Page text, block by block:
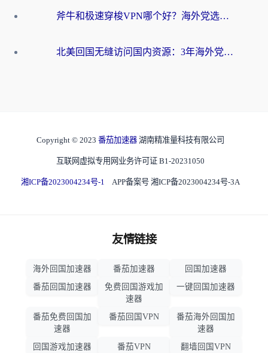
斧牛和极速穿梭VPN哪个好？海外党选回国加速器必看的真实对比与避坑指南
北美回国无缝访问国内资源：3年海外党亲测的加速器选择指南
Copyright © 2023 番茄加速器 湖南精准量科技有限公司
互联网虚拟专用网业务许可证 B1-20231050
湘ICP备2023004234号-1 APP备案号 湘ICP备2023004234号-3A
友情链接
海外回国加速器 番茄加速器
回国加速器
番茄回国加速器
免费回国游戏加
速器
一键回国加速器
番茄免费回国加
速器
番茄回国VPN
番茄海外回国加
速器
回国游戏加速器
番茄VPN 翻墙回国VPN